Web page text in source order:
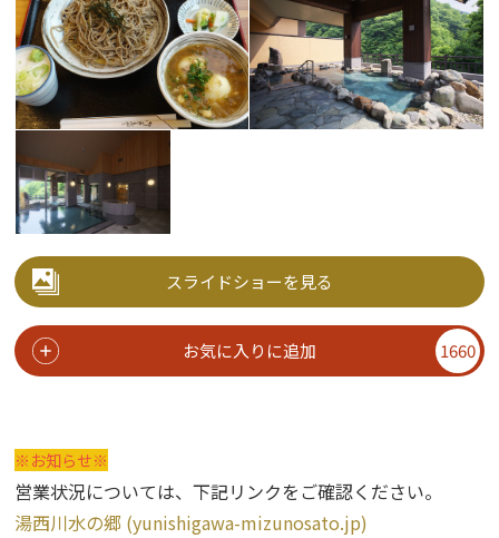
スライドショーを見る
お気に入りに追加 1660
※お知らせ※
営業状況については、下記リンクをご確認ください。
湯西川水の郷 (yunishigawa-mizunosato.jp)